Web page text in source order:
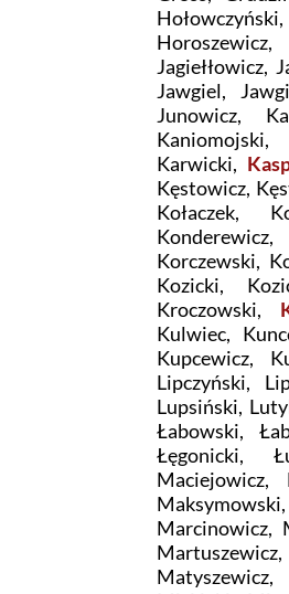
Jagiełłowicz,
Jawgiel,
Junowicz,
Karwicki,
Kęstowicz,
Kołaczek,
Korczewski,
Kozicki,
Kroczowski,
Kulwiec,
Kupcewicz,
Lipczyński,
Lupsiński,
Łabowski,
Łęgonicki,
Maciejowicz,
Marcinowicz,